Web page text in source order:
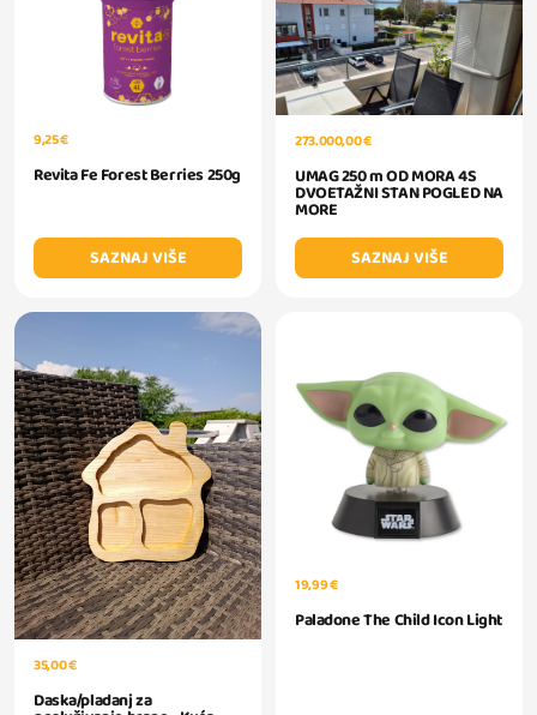
9,25 €
Revita Fe Forest Berries 250g
SAZNAJ VIŠE
273.000,00 €
UMAG 250 m OD MORA 4S
DVOETAŽNI STAN POGLED NA
MORE
SAZNAJ VIŠE
35,00 €
Daska/pladanj za
19,99 €
Paladone The Child Icon Light